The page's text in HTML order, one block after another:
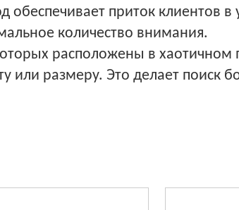
приток клиентов в
количество внимания.
расположены в
или размеру. Это делает поиск